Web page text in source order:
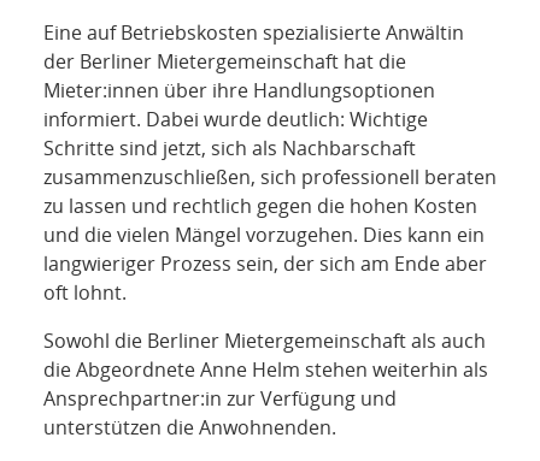
Eine auf Betriebskosten spezialisierte Anwältin
der Berliner Mietergemeinschaft hat die
Mieter:innen über ihre Handlungsoptionen
informiert. Dabei wurde deutlich: Wichtige
Schritte sind jetzt, sich als Nachbarschaft
zusammenzuschließen, sich professionell beraten
zu lassen und rechtlich gegen die hohen Kosten
und die vielen Mängel vorzugehen. Dies kann ein
langwieriger Prozess sein, der sich am Ende aber
oft lohnt.
Sowohl die Berliner Mietergemeinschaft als auch
die Abgeordnete Anne Helm stehen weiterhin als
Ansprechpartner:in zur Verfügung und
unterstützen die Anwohnenden.